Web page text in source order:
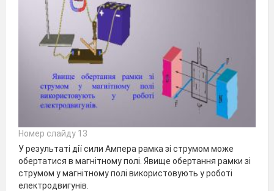
Номер слайду 13
У результаті дії сили Ампера рамка зі струмом може
обертатися в магнітному полі. Явище обертання рамки зі
струмом у магнітному полі використовують у роботі
електродвигунів.